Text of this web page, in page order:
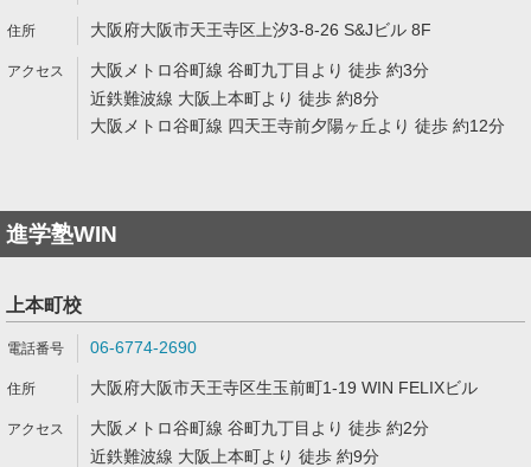
大阪府大阪市天王寺区上汐3-8-26 S&Jビル 8F
大阪メトロ谷町線 谷町九丁目より 徒歩 約3分
近鉄難波線 大阪上本町より 徒歩 約8分
大阪メトロ谷町線 四天王寺前夕陽ヶ丘より 徒歩 約12分
進学塾WIN
上本町校
06-6774-2690
大阪府大阪市天王寺区生玉前町1-19 WIN FELIXビル
大阪メトロ谷町線 谷町九丁目より 徒歩 約2分
近鉄難波線 大阪上本町より 徒歩 約9分